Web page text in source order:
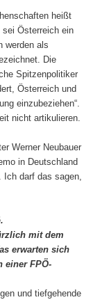
heißt
Österreich ein
werden als
Die
Spitzenpolitiker
Österreich und
einzubeziehen“.
nicht artikulieren.
Werner Neubauer
in Deutschland
Ich darf das sagen,
.
mit dem
erwarten sich
einer FPÖ-
und tiefgehende